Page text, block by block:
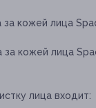
кожей лица
кожей лица
лица входит: